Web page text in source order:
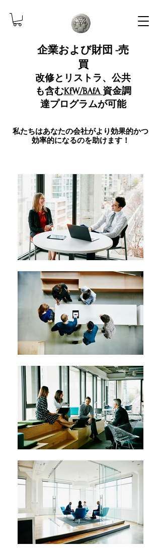
企業および財団 -売
買
改修とリストラ、公共
も含むKfW/BAfA 資金調
達プログラムが可能
私たちはあなたの会社がより効果的かつ
効率的になるのを助けます！